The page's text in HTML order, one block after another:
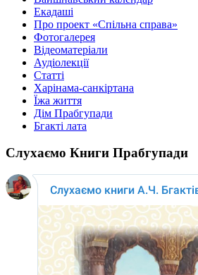
Екадаші
Про проект «Спільна справа»
Фотогалерея
Відеоматеріали
Аудіолекції
Статті
Харінама-санкіртана
Їжа життя
Дім Прабгупади
Бгакті лата
Слухаємо Книги Прабгупади